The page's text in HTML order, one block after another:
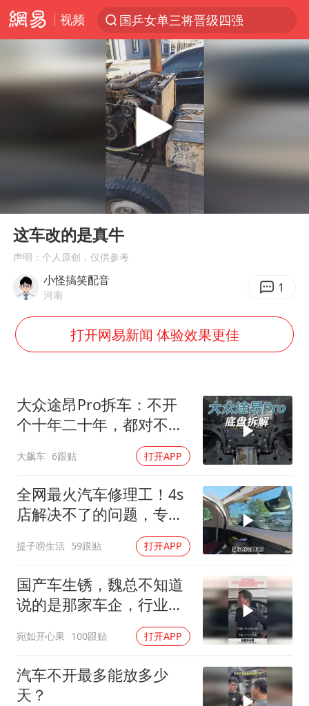
视频
国乒女单三将晋级四强
光影经济撬动暑期消费新蓝海
马克·艾伦退出斯诺克中国公开赛
央视新主播李秋莹孙亚鹏亮相
情侣平潭拍日出坠崖1死1伤
大V：马科斯把路走绝了
白海豚将正面袭击贯穿浙江
宇树王兴兴被问了360多个问题
几元成本的AI广告导致千万市值蒸发
台当局重金为“台独”织“皇帝新衣”
乐享全民健身 共筑健康中国
Play
00:00
这车改的是真牛
声明：个人原创，仅供参考
小怪搞笑配音
河南 1
打开网易新闻 体验效果更佳
大众途昂Pro拆车：不开
个十年二十年，都对不起
大飙车 6跟贴 打开APP
全网最火汽车修理工！4s
店解决不了的问题，专程
提子唠生活 59跟贴 打开APP
国产车生锈，魏总不知道
说的是那家车企，行业内
宛如开心果 100跟贴 打开APP
汽车不开最多能放多少
天？